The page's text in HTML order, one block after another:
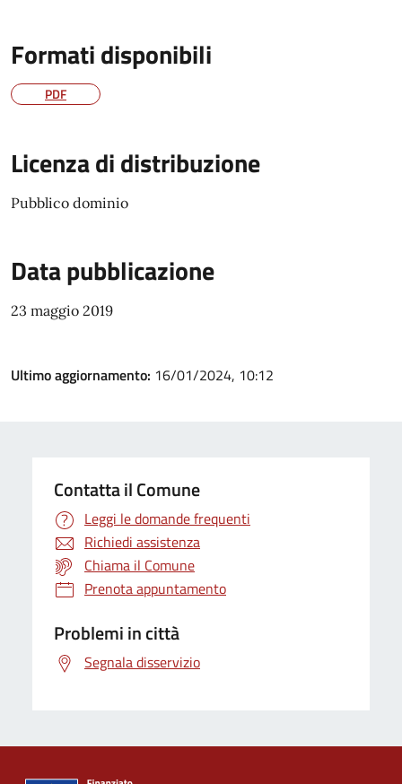
Formati disponibili
PDF
Licenza di distribuzione
Pubblico dominio
Data pubblicazione
23 maggio 2019
Ultimo aggiornamento: 16/01/2024, 10:12
Contatta il Comune
Leggi le domande frequenti
Richiedi assistenza
Chiama il Comune
Prenota appuntamento
Problemi in città
Segnala disservizio